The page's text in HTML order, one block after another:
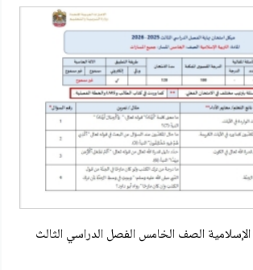
الصف الخامس الفصل الدراسي الثالث